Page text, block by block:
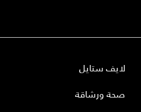
لايف ستايل
صحة ورشاقة